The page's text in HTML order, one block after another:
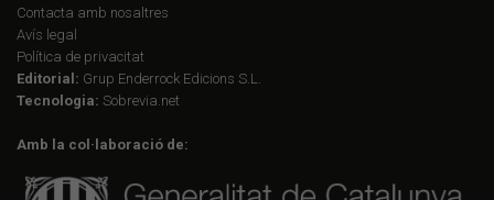
Contacta amb nosaltres
Avís legal
Política de privacitat
Editorial: Grup Enderrock Edicions S.L.
Tecnologia: Sobrevia.net
Amb la col·laboració de: